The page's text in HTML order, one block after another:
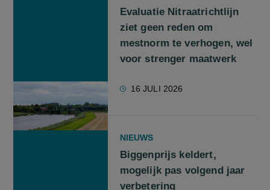
Evaluatie Nitraatrichtlijn
ziet geen reden om
mestnorm te verhogen, wel
voor strenger maatwerk
16 JULI 2026
NIEUWS
Biggenprijs keldert,
mogelijk pas volgend jaar
verbetering